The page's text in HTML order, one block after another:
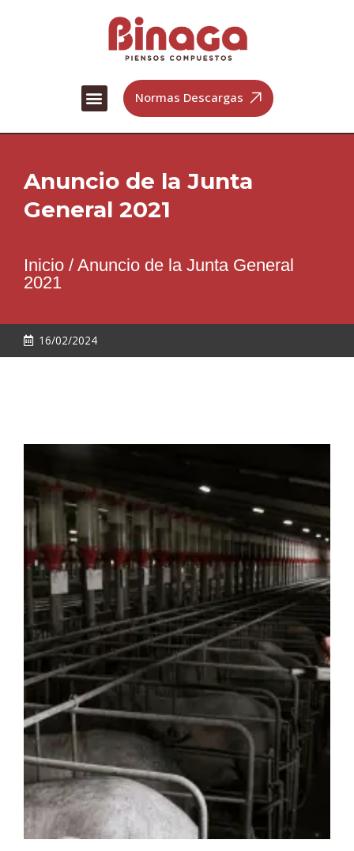
MenúNormas Descargas
Anuncio de la Junta
General 2021
Inicio / Anuncio de la Junta General
2021
16/02/2024